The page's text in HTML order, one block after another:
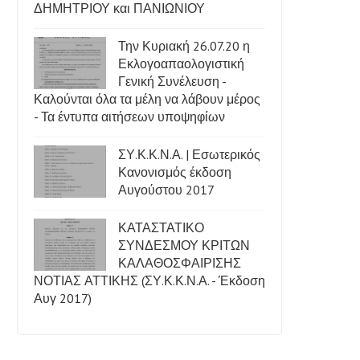
ΔΗΜΗΤΡΙΟΥ και ΠΑΝΙΩΝΙΟΥ
Την Κυριακή 26.07.20 η
Εκλογοαπαολογιστική
Γενική Συνέλευση -
Καλούνται όλα τα μέλη να λάβουν μέρος
- Τα έντυπα αιτήσεων υποψηφίων
ΣΥ.Κ.Κ.Ν.Α. | Εσωτερικός
Κανονισμός έκδοση
Αυγούστου 2017
ΚΑΤΑΣΤΑΤΙΚΟ
ΣΥΝΔΕΣΜΟΥ ΚΡΙΤΩΝ
ΚΑΛΑΘΟΣΦΑΙΡΙΣΗΣ
ΝΟΤΙΑΣ ΑΤΤΙΚΗΣ (ΣΥ.Κ.Κ.Ν.Α. - Έκδοση
Αυγ 2017)